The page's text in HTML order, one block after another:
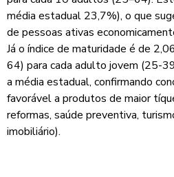
média estadual 23,7%), o que
de pessoas ativas
Já o índice de maturidade é de
64) para cada adulto jovem (25-
a média estadual, confirmando
favorável a produtos de maior
reformas, saúde preventiva,
imobiliário).